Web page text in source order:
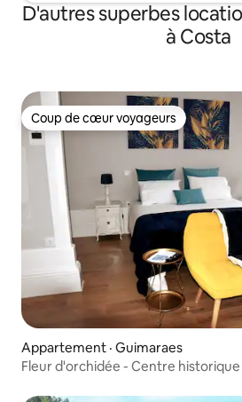
D'autres superbes
à Costa
Coup de cœur voyageurs
Coup de cœur voyageurs
Appartement · Guimaraes
Fleur d'orchidée - Centre